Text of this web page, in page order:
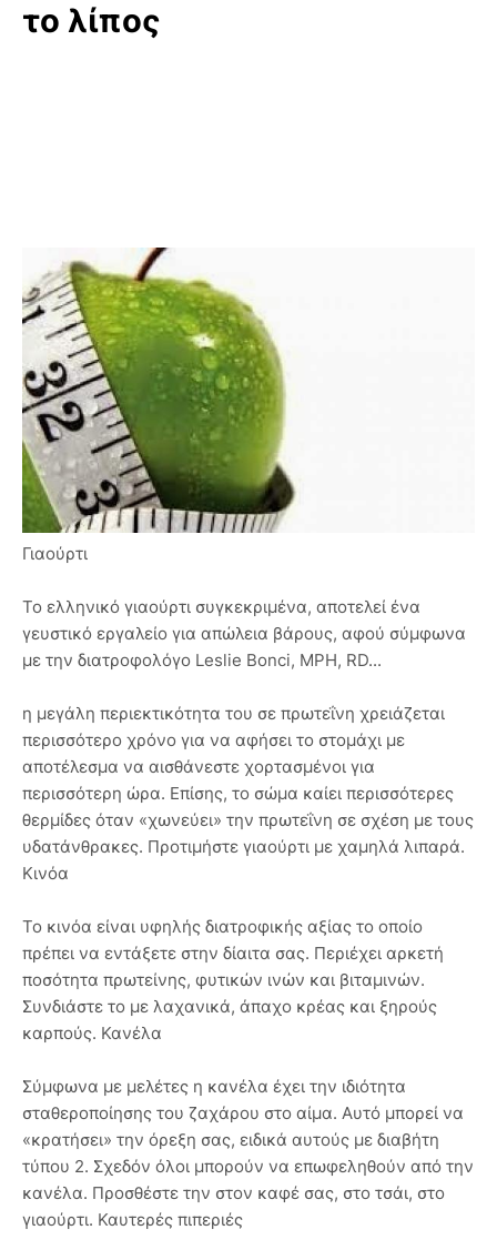
το λίπος
Γιαούρτι
Το ελληνικό γιαούρτι συγκεκριμένα, αποτελεί ένα
γευστικό εργαλείο για απώλεια βάρους, αφού σύμφωνα
με την διατροφολόγο Leslie Bonci, MPH, RD...
η μεγάλη περιεκτικότητα του σε πρωτεΐνη χρειάζεται
περισσότερο χρόνο για να αφήσει το στομάχι με
αποτέλεσμα να αισθάνεστε χορτασμένοι για
περισσότερη ώρα. Επίσης, το σώμα καίει περισσότερες
θερμίδες όταν «χωνεύει» την πρωτεΐνη σε σχέση με τους
υδατάνθρακες. Προτιμήστε γιαούρτι με χαμηλά λιπαρά.
Κινόα
Το κινόα είναι υφηλής διατροφικής αξίας το οποίο
πρέπει να εντάξετε στην δίαιτα σας. Περιέχει αρκετή
ποσότητα πρωτείνης, φυτικών ινών και βιταμινών.
Συνδιάστε το με λαχανικά, άπαχο κρέας και ξηρούς
καρπούς. Κανέλα
Σύμφωνα με μελέτες η κανέλα έχει την ιδιότητα
σταθεροποίησης του ζαχάρου στο αίμα. Αυτό μπορεί να
«κρατήσει» την όρεξη σας, ειδικά αυτούς με διαβήτη
τύπου 2. Σχεδόν όλοι μπορούν να επωφεληθούν από την
κανέλα. Προσθέστε την στον καφέ σας, στο τσάι, στο
γιαούρτι. Καυτερές πιπεριές